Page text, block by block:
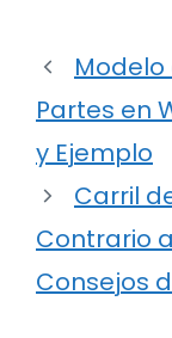
Partes en
y Ejemplo
Carril
Contrario
Consejos